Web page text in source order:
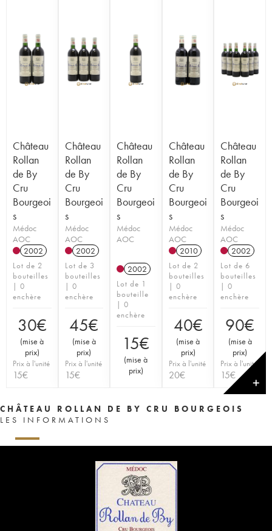
Château
Rollan
de By
Cru
Bourgeoi
s
Médoc
AOC
2002
Lot de 2
bouteilles
| 0
enchère
30€
(mise à
prix)
Prix à l'unité
15€
Château
Rollan
de By
Cru
Bourgeoi
s
Médoc
AOC
2002
Lot de 3
bouteilles
| 0
enchère
45€
(mise à
prix)
Prix à l'unité
15€
Château
Rollan
de By
Cru
Bourgeoi
s
Médoc
AOC
2002
Lot de 1
bouteille
| 0
enchère
15€
(mise à
prix)
Château
Rollan
de By
Cru
Bourgeoi
s
Médoc
AOC
2010
Lot de 2
bouteilles
| 0
enchère
40€
(mise à
prix)
Prix à l'unité
20€
Château
Rollan
de By
Cru
Bourgeoi
s
Médoc
AOC
2002
Lot de 6
bouteilles
| 0
enchère
90€
(mise à
prix)
Prix à l'unité
15€
✕
CHÂTEAU ROLLAN DE BY CRU BOURGEOIS
LES INFORMATIONS